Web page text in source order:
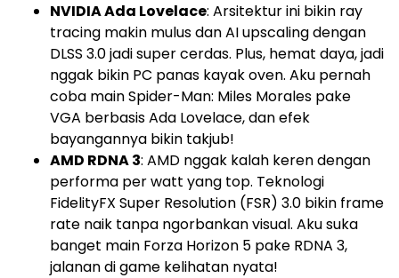
NVIDIA Ada Lovelace: Arsitektur ini bikin ray
tracing makin mulus dan AI upscaling dengan
DLSS 3.0 jadi super cerdas. Plus, hemat daya, jadi
nggak bikin PC panas kayak oven. Aku pernah
coba main Spider-Man: Miles Morales pake
VGA berbasis Ada Lovelace, dan efek
bayangannya bikin takjub!
AMD RDNA 3: AMD nggak kalah keren dengan
performa per watt yang top. Teknologi
FidelityFX Super Resolution (FSR) 3.0 bikin frame
rate naik tanpa ngorbankan visual. Aku suka
banget main Forza Horizon 5 pake RDNA 3,
jalanan di game kelihatan nyata!